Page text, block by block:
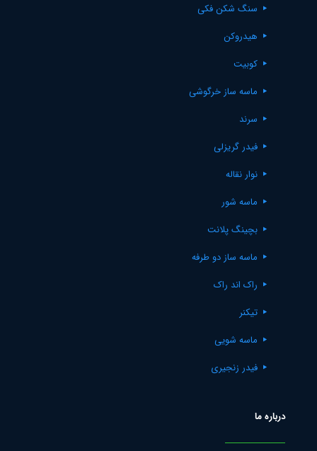
سنگ شکن فکی
هیدروکن
کوبیت
ماسه ساز خرگوشی
سرند
فیدر گریزلی
نوار نقاله
ماسه شور
بچینگ پلانت
ماسه ساز دو طرفه
راک اند راک
تیکنر
ماسه شویی
فیدر زنجیری
درباره ما